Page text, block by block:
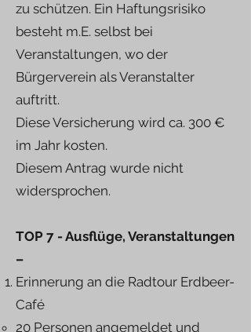
zu schützen. Ein Haftungsrisiko
besteht m.E. selbst bei
Veranstaltungen, wo der
Bürgerverein als Veranstalter
auftritt.
Diese Versicherung wird ca. 300 €
im Jahr kosten.
Diesem Antrag wurde nicht
widersprochen.
TOP 7 - Ausflüge, Veranstaltungen
–
Erinnerung an die Radtour Erdbeer-
Café
20 Personen angemeldet und